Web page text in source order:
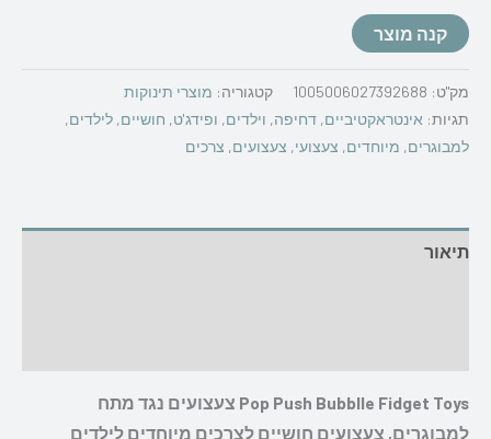
קנה מוצר
מק"ט: 1005006027392688 קטגוריה: מוצרי תינוקות
תגיות: אינטראקטיביים, דחיפה, וילדים, ופידג'ט, חושיים, לילדים,
למבוגרים, מיוחדים, צעצועי, צעצועים, צרכים
תיאור
Pop Push Bubblle Fidget Toys צעצועים נגד מתח
למבוגרים, צעצועים חושיים לצרכים מיוחדים לילדים